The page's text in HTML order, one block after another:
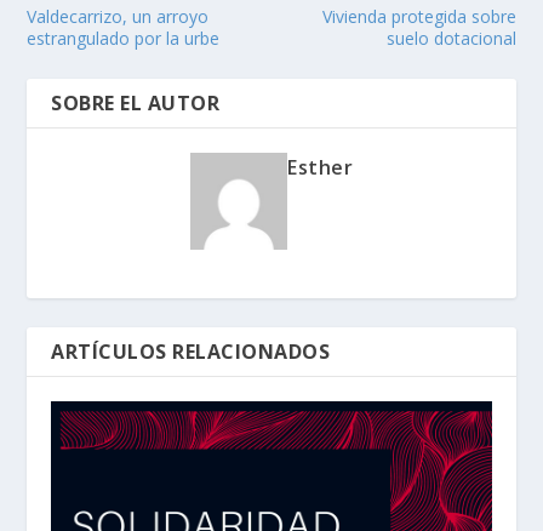
Valdecarrizo, un arroyo
estrangulado por la urbe
Vivienda protegida sobre
suelo dotacional
SOBRE EL AUTOR
Esther
ARTÍCULOS RELACIONADOS